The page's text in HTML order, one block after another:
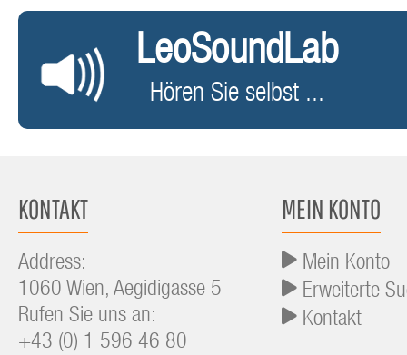
LeoSoundLab
Hören Sie selbst ...
KONTAKT
Address:
1060 Wien, Aegidigasse 5
Rufen Sie uns an:
+43 (0) 1 596 46 80
MEIN KONTO
Mein Konto
Erweiterte
Kontakt